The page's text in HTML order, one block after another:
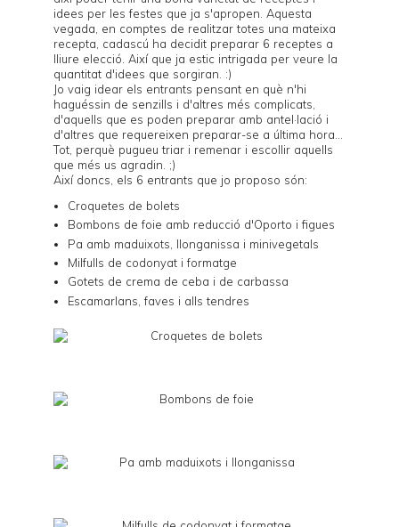
idees per les festes que ja s'apropen. Aquesta
vegada, en comptes de realitzar totes una mateixa
recepta, cadascú ha decidit preparar 6 receptes a
lliure elecció. Així que ja estic intrigada per veure la
quantitat d'idees que sorgiran. :)
Jo vaig idear els entrants pensant en què n'hi
haguéssin de senzills i d'altres més complicats,
d'aquells que es poden preparar amb antel·lació i
d'altres que requereixen preparar-se a última hora...
Tot, perquè pugueu triar i remenar i escollir aquells
que més us agradin. ;)
Així doncs, els 6 entrants que jo proposo són:
Croquetes de bolets
Bombons de foie amb reducció d'Oporto i figues
Pa amb maduixots, llonganissa i minivegetals
Milfulls de codonyat i formatge
Gotets de crema de ceba i de carbassa
Escamarlans, faves i alls tendres